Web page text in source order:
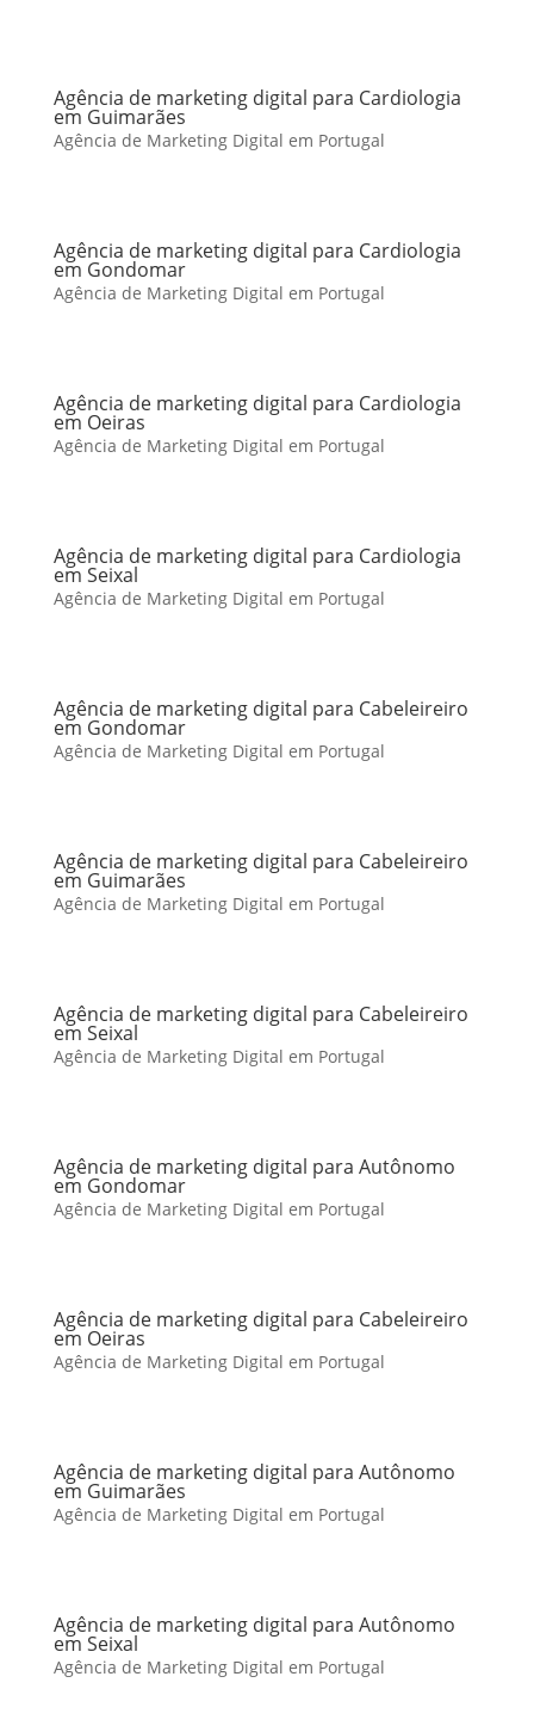
Agência de marketing digital para Cardiologia
em Guimarães
Agência de Marketing Digital em Portugal
Agência de marketing digital para Cardiologia
em Gondomar
Agência de Marketing Digital em Portugal
Agência de marketing digital para Cardiologia
em Oeiras
Agência de Marketing Digital em Portugal
Agência de marketing digital para Cardiologia
em Seixal
Agência de Marketing Digital em Portugal
Agência de marketing digital para Cabeleireiro
em Gondomar
Agência de Marketing Digital em Portugal
Agência de marketing digital para Cabeleireiro
em Guimarães
Agência de Marketing Digital em Portugal
Agência de marketing digital para Cabeleireiro
em Seixal
Agência de Marketing Digital em Portugal
Agência de marketing digital para Autônomo
em Gondomar
Agência de Marketing Digital em Portugal
Agência de marketing digital para Cabeleireiro
em Oeiras
Agência de Marketing Digital em Portugal
Agência de marketing digital para Autônomo
em Guimarães
Agência de Marketing Digital em Portugal
Agência de marketing digital para Autônomo
em Seixal
Agência de Marketing Digital em Portugal